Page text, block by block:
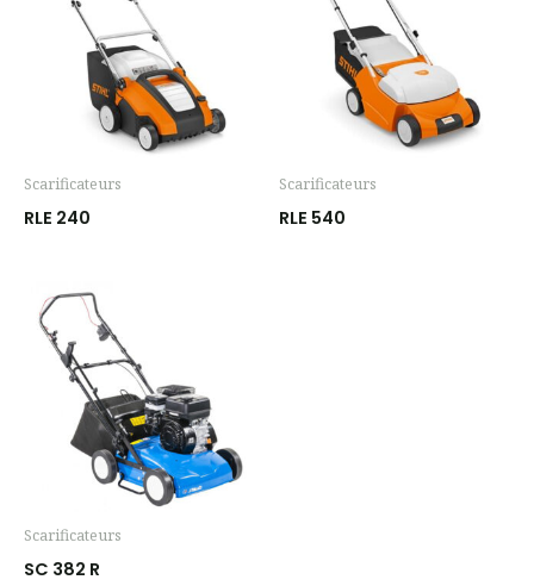
Scarificateurs
RLE 240
Scarificateurs
RLE 540
Scarificateurs
SC 382 R